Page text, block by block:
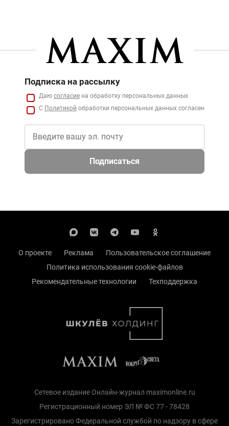
Подписка на рассылку
Даю согласие на обработку персональных данных
С Политикой обработки персональных данных согласен
Подписаться
О проекте Реклама
Пользовательское соглашение
Политика использования cookie-файлов
Рекомендательные технологии
Техподдержка
Сетевое издание Онлайн-журнал maximonline.ru
Регистрационный номер ЭЛ № ФС 77 - 78428
Зарегистрировано Федеральной службой по надзору в сфере